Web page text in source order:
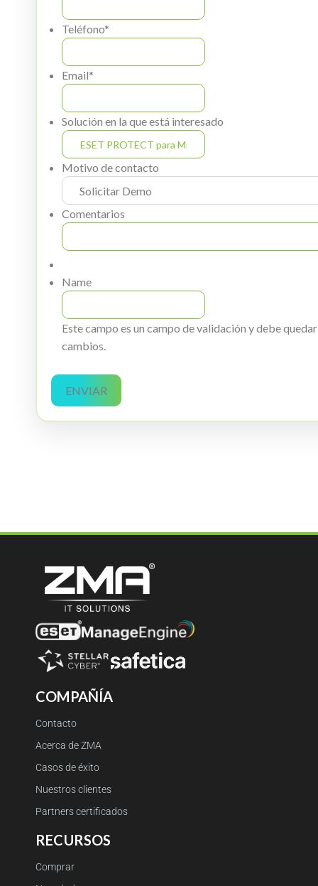
Teléfono*
Email*
Solución en la que está interesado
Motivo de contacto
Comentarios
Name
Este campo es un campo de validación y debe
cambios.
COMPAÑÍA
Contacto
Acerca de ZMA
Casos de éxito
Nuestros clientes
Partners certificados
RECURSOS
Comprar